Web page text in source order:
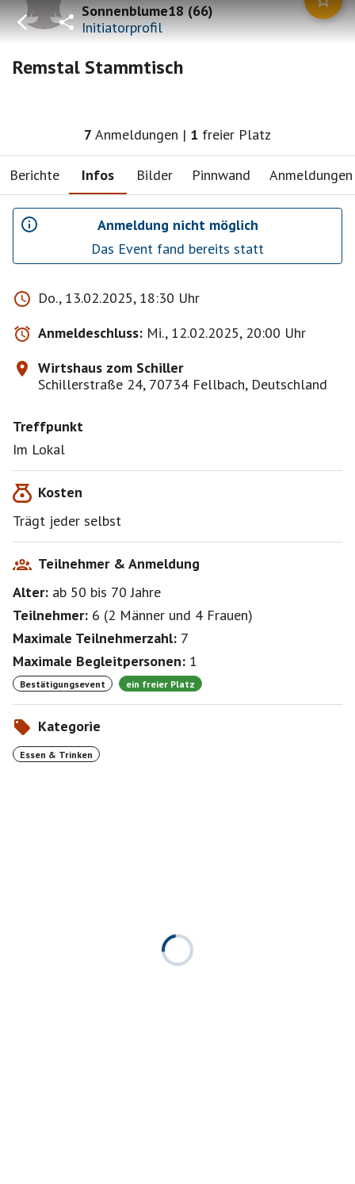
Sonnenblume18(66)
Initiatorprofil
Remstal Stammtisch
7 Anmeldungen | 1 freier Platz
Berichte Infos Bilder Pinnwand Anmeldungen
Anmeldung nicht möglich
Das Event fand bereits statt
Do., 13.02.2025, 18:30 Uhr
Anmeldeschluss: Mi., 12.02.2025, 20:00 Uhr
Wirtshaus zom Schiller
Schillerstraße 24, 70734 Fellbach, Deutschland
Treffpunkt
Im Lokal
Kosten
Trägt jeder selbst
Teilnehmer & Anmeldung
Alter: ab 50 bis 70Jahre
Teilnehmer: 6 (2 Männer und 4 Frauen)
Maximale Teilnehmerzahl: 7
Maximale Begleitpersonen: 1
Bestätigungsevent ein freier Platz
Kategorie
Essen & Trinken